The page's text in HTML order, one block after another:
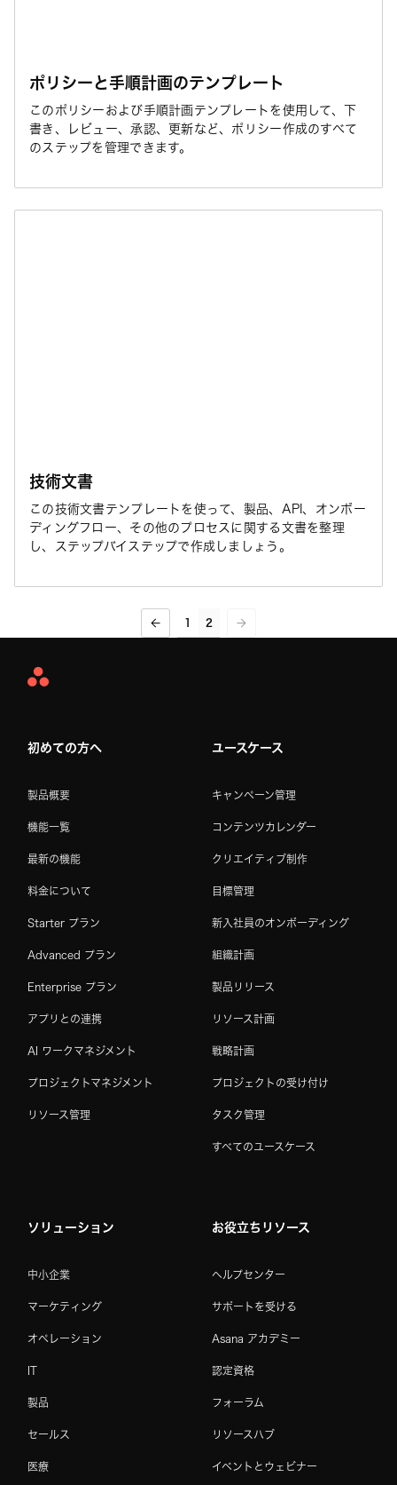
ポリシーと手順計画のテンプレート
このポリシーおよび手順計画テンプレートを使用して、下
書き、レビュー、承認、更新など、ポリシー作成のすべて
のステップを管理できます。
技術文書
この技術文書テンプレートを使って、製品、API、オンボー
ディングフロー、その他のプロセスに関する文書を整理
し、ステップバイステップで作成しましょう。
1 2
Asana
初めての方へ
製品概要
機能一覧
最新の機能
料金について
Starter プラン
Advanced プラン
Enterprise プラン
アプリとの連携
AI ワークマネジメント
プロジェクトマネジメント
リソース管理
ユースケース
キャンペーン管理
コンテンツカレンダー
クリエイティブ制作
目標管理
新入社員のオンボーディング
組織計画
製品リリース
リソース計画
戦略計画
プロジェクトの受け付け
タスク管理
すべてのユースケース
ソリューション
中小企業
マーケティング
オペレーション
製品
セールス
医療
お役立ちリソース
ヘルプセンター
サポートを受ける
Asana アカデミー
認定資格
フォーラム
リソースハブ
イベントとウェビナー